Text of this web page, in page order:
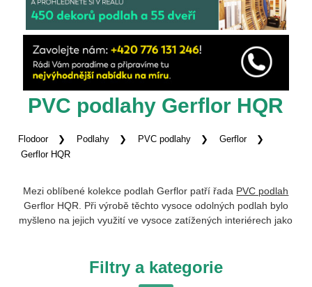
PVC podlahy Gerflor HQR
Flodoor Podlahy PVC podlahy
Gerflor
Gerflor HQR
Mezi oblíbené kolekce podlah Gerflor patří řada PVC podlah
Gerflor HQR. Při výrobě těchto vysoce odolných podlah bylo
myšleno na jejich využití ve vysoce zatížených interiérech jako
umožňuje pokládku i na původní povrch s drobnými
nerovnostmi. Podlaha je voděodolná, redukuje únik tepla,
Filtry a kategorie